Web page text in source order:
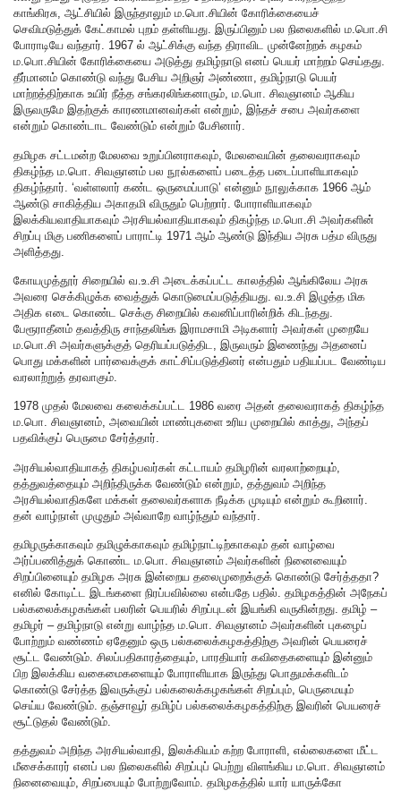
காங்கிரசு, ஆட்சியில் இருந்தாலும் ம.பொ.சியின் கோரிக்கையைச்
செவிமடுத்துக் கேட்காமல் புறம் தள்ளியது. இருப்பினும் பல நிலைகளில் ம.பொ.சி
போராடியே வந்தார். 1967 ல் ஆட்சிக்கு வந்த திராவிட முன்னேற்றக் கழகம்
ம.பொ.சியின் கோரிக்கையை அடுத்து தமிழ்நாடு எனப் பெயர் மாற்றம் செய்தது.
தீர்மானம் கொண்டு வந்து பேசிய அறிஞர் அண்ணா, தமிழ்நாடு பெயர்
மாற்றத்திற்காக உயிர் நீத்த சங்கரலிங்கனாரும், ம.பொ. சிவஞானம் ஆகிய
இருவருமே இதற்குக் காரணமானவர்கள் என்றும், இந்தச் சபை அவர்களை
என்றும் கொண்டாட வேண்டும் என்றும் பேசினார்.
தமிழக சட்டமன்ற மேலவை உறுப்பினராகவும், மேலவையின் தலைவராகவும்
திகழ்ந்த ம.பொ. சிவஞானம் பல நூல்களைப் படைத்த படைப்பாளியாகவும்
திகழ்ந்தார். ‘வள்ளலார் கண்ட ஒருமைப்பாடு’ என்னும் நூலுக்காக 1966 ஆம்
ஆண்டு சாகித்திய அகாதமி விருதும் பெற்றார். போராளியாகவும்
இலக்கியவாதியாகவும் அரசியல்வாதியாகவும் திகழ்ந்த ம.பொ.சி அவர்களின்
சிறப்பு மிகு பணிகளைப் பாராட்டி 1971 ஆம் ஆண்டு இந்திய அரசு பத்ம விருது
அளித்தது.
கோயமுத்தூர் சிறையில் வ.உ.சி அடைக்கப்பட்ட காலத்தில் ஆங்கிலேய அரசு
அவரை செக்கிழுக்க வைத்துக் கொடுமைப்படுத்தியது. வ.உ.சி இழுத்த மிக
அதிக எடை கொண்ட செக்கு சிறையில் கவனிப்பாரின்றிக் கிடந்தது.
பேரூராதீனம் தவத்திரு சாந்தலிங்க இராமசாமி அடிகளார் அவர்கள் முறையே
ம.பொ.சி அவர்களுக்குத் தெரியப்படுத்திட, இருவரும் இணைந்து அதனைப்
பொது மக்களின் பார்வைக்குக் காட்சிப்படுத்தினர் என்பதும் பதியப்பட வேண்டிய
வரலாற்றுத் தரவாகும்.
1978 முதல் மேலவை கலைக்கப்பட்ட 1986 வரை அதன் தலைவராகத் திகழ்ந்த
ம.பொ. சிவஞானம், அவையின் மாண்புகளை உரிய முறையில் காத்து, அந்தப்
பதவிக்குப் பெருமை சேர்த்தார்.
அரசியல்வாதியாகத் திகழ்பவர்கள் கட்டாயம் தமிழரின் வரலாற்றையும்,
தத்துவத்தையும் அறிந்திருக்க வேண்டும் என்றும், தத்துவம் அறிந்த
அரசியல்வாதிகளே மக்கள் தலைவர்களாக நீடிக்க முடியும் என்றும் கூறினார்.
தன் வாழ்நாள் முழுதும் அவ்வாறே வாழ்ந்தும் வந்தார்.
தமிழருக்காகவும் தமிழுக்காகவும் தமிழ்நாட்டிற்காகவும் தன் வாழ்வை
அர்ப்பணித்துக் கொண்ட ம.பொ. சிவஞானம் அவர்களின் நினைவையும்
சிறப்பினையும் தமிழக அரசு இன்றைய தலைமுறைக்குக் கொண்டு சேர்த்ததா?
எனில் கோடிட்ட இடங்களை நிரப்பவில்லை என்பதே பதில். தமிழகத்தின் அநேகப்
பல்கலைக்கழகங்கள் பலரின் பெயரில் சிறப்புடன் இயங்கி வருகின்றது. தமிழ் –
தமிழர் – தமிழ்நாடு என்று வாழ்ந்த ம.பொ. சிவஞானம் அவர்களின் புகழைப்
போற்றும் வண்ணம் ஏதேனும் ஒரு பல்கலைக்கழகத்திற்கு அவரின் பெயரைச்
சூட்ட வேண்டும். சிலப்பதிகாரத்தையும், பாரதியார் கவிதைகளையும் இன்னும்
பிற இலக்கிய வகைமைகளையும் போராளியாக இருந்து பொதுமக்களிடம்
கொண்டு சேர்த்த இவருக்குப் பல்கலைக்கழகங்கள் சிறப்பும், பெருமையும்
செய்ய வேண்டும். தஞ்சாவூர் தமிழ்ப் பல்கலைக்கழகத்திற்கு இவரின் பெயரைச்
சூட்டுதல் வேண்டும்.
தத்துவம் அறிந்த அரசியல்வாதி, இலக்கியம் கற்ற போராளி, எல்லைகளை மீட்ட
மீசைக்காரர் எனப் பல நிலைகளில் சிறப்புப் பெற்று விளங்கிய ம.பொ. சிவஞானம்
நினைவையும், சிறப்பையும் போற்றுவோம். தமிழகத்தில் யார் யாருக்கோ